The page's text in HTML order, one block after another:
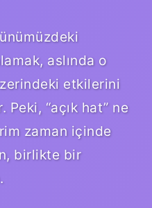
aslında o
etkilerini
“açık hat” ne
zaman içinde
birlikte bir